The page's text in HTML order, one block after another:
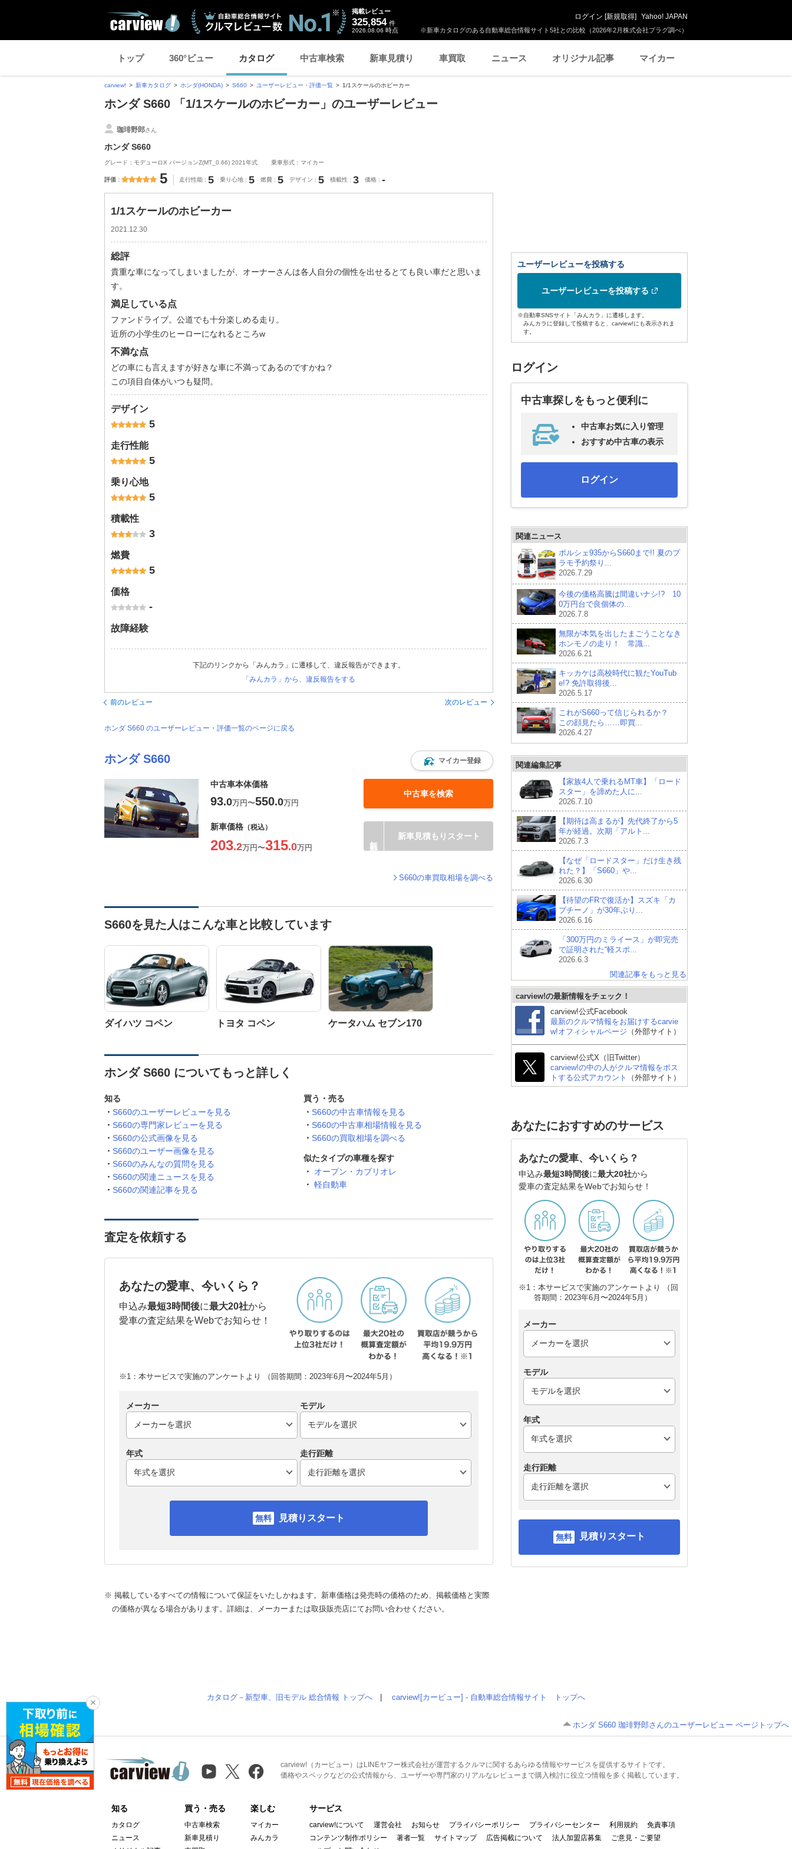
※新車カタログのある自動車総合情報サイト5社との比較（2026年2月株式会社プラグ調べ）
掲載レビュー
325,854 件
2026.08.06 時点
ログイン [新規取得] Yahoo! JAPAN
トップ 360°ビュー カタログ 中古車検索 新車見積り 車買取 ニュース オリジナル記事 マイカー
carview! 新車カタログ ホンダ(HONDA) S660 ユーザーレビュー・評価一覧 1/1スケールのホビーカー
ホンダ S660 「1/1スケールのホビーカー」のユーザーレビュー
珈琲野郎さん
ホンダ S660
グレード：モデューロX バージョンZ(MT_0.66) 2021年式 乗車形式：マイカー
評価 5 走行性能 5 乗り心地 5 燃費 5 デザイン 5 積載性 3 価格 -
1/1スケールのホビーカー
2021.12.30
総評
貴重な車になってしまいましたが、オーナーさんは各人自分の個性を出せるとても良い車だと思いま
す。
満足している点
ファンドライブ。公道でも十分楽しめる走り。
近所の小学生のヒーローになれるところw
不満な点
どの車にも言えますが好きな車に不満ってあるのですかね？
この項目自体がいつも疑問。
デザイン
5
走行性能
5
乗り心地
5
積載性
3
燃費
5
価格
-
故障経験
下記のリンクから「みんカラ」に遷移して、違反報告ができます。
「みんカラ」から、違反報告をする
前のレビュー 次のレビュー
ホンダ S660 のユーザーレビュー・評価一覧のページに戻る
ホンダ S660 マイカー登録
中古車本体価格
93.0万円〜550.0万円
中古車を検索
新車価格 （税込）
203.2万円〜315.0万円
新車見積もりスタート
S660の車買取相場を調べる
S660を見た人はこんな車と比較しています
ダイハツ コペン トヨタ コペン ケータハム セブン170
ホンダ S660 についてもっと詳しく
知る
S660のユーザーレビューを見る
S660の専門家レビューを見る
S660の公式画像を見る
S660のユーザー画像を見る
S660のみんなの質問を見る
S660の関連ニュースを見る
S660の関連記事を見る
買う・売る
S660の中古車情報を見る
S660の中古車相場情報を見る
S660の買取相場を調べる
似たタイプの車種を探す
オープン・カブリオレ
軽自動車
査定を依頼する
あなたの愛車、今いくら？
申込み最短3時間後に最大20社から
愛車の査定結果をWebでお知らせ！
※1：本サービスで実施のアンケートより （回答期間：2023年6月〜2024年5月）
メーカー モデル
年式 走行距離
見積りスタート
※ 掲載しているすべての情報について保証をいたしかねます。新車価格は発売時の価格のため、掲載価格と実際
の価格が異なる場合があります。詳細は、メーカーまたは取扱販売店にてお問い合わせください。
ユーザーレビューを投稿する
ユーザーレビューを投稿する
※自動車SNSサイト「みんカラ」に遷移します。
みんカラに登録して投稿すると、carview!にも表示されま
す。
ログイン
中古車探しをもっと便利に
中古車お気に入り管理
おすすめ中古車の表示
ログイン
関連ニュース
ポルシェ935からS660まで!! 夏のプ
ラモ予約祭り...
2026.7.29
今後の価格高騰は間違いナシ!? 10
0万円台で良個体の...
2026.7.8
無限が本気を出したまごうことなき
ホンモノの走り！ 常識...
2026.6.21
キッカケは高校時代に観たYouTub
e!? 免許取得後...
2026.5.17
これがS660って信じられるか？
この顔見たら……即買...
2026.4.27
関連編集記事
【家族4人で乗れるMT車】「ロード
スター」を諦めた人に...
2026.7.10
【期待は高まるが】先代終了から5
年が経過。次期「アルト...
2026.7.3
【なぜ「ロードスター」だけ生き残
れた？】「S660」や...
2026.6.30
【待望のFRで復活か】スズキ「カ
プチーノ」が30年ぶり...
2026.6.16
「300万円のミライース」が即完売
で証明された“軽スポ...
2026.6.3
関連記事をもっと見る
carview!の最新情報をチェック！
carview!公式Facebook
最新のクルマ情報をお届けするcarvie
w!オフィシャルページ （外部サイト）
carview!公式X（旧Twitter）
carview!の中の人がクルマ情報をポス
トする公式アカウント
（外部サイト）
あなたにおすすめのサービス
あなたの愛車、今いくら？
申込み最短3時間後に最大20社から
愛車の査定結果をWebでお知らせ！
※1：本サービスで実施のアンケートより （回
答期間：2023年6月〜2024年5月）
メーカー
モデル
年式
走行距離
見積りスタート
カタログ－新型車、旧モデル 総合情報 トップへ carview![カービュー] - 自動車総合情報サイト トップへ
ホンダ S660 珈琲野郎さんのユーザーレビュー ページトップへ
carview!（カービュー）はLINEヤフー株式会社が運営するクルマに関するあらゆる情報やサービスを提供するサイトです。
価格やスペックなどの公式情報から、ユーザーや専門家のリアルなレビューまで購入検討に役立つ情報を多く掲載しています。
知る
カタログ
ニュース
買う・売る
中古車検索
新車見積り
楽しむ
マイカー
みんカラ
サービス
carview!について 運営会社 お知らせ プライバシーポリシー プライバシーセンター 利用規約
免責事項
コンテンツ制作ポリシー
著者一覧 サイトマップ 広告掲載について 法人加盟店募集
ご意見・ご要望